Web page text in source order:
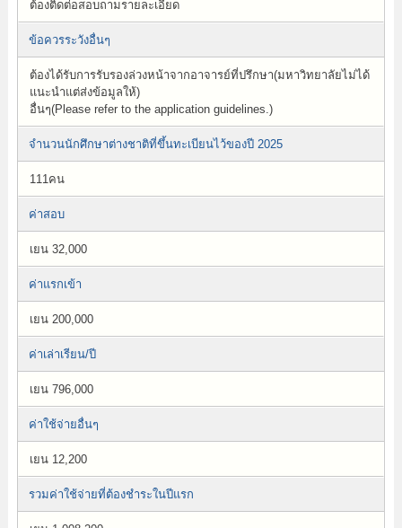
ต้องติดต่อสอบถามรายละเอียด
ข้อควรระวังอื่นๆ
ต้องได้รับการรับรองล่วงหน้าจากอาจารย์ที่ปรึกษา(มหาวิทยาลัยไม่ได้
แนะนำแต่ส่งข้อมูลให้)
อื่นๆ(Please refer to the application guidelines.)
จำนวนนักศึกษาต่างชาติที่ขึ้นทะเบียนไว้ของปี 2025
111คน
ค่าสอบ
เยน 32,000
ค่าแรกเข้า
เยน 200,000
ค่าเล่าเรียน/ปี
เยน 796,000
ค่าใช้จ่ายอื่นๆ
เยน 12,200
รวมค่าใช้จ่ายที่ต้องชำระในปีแรก